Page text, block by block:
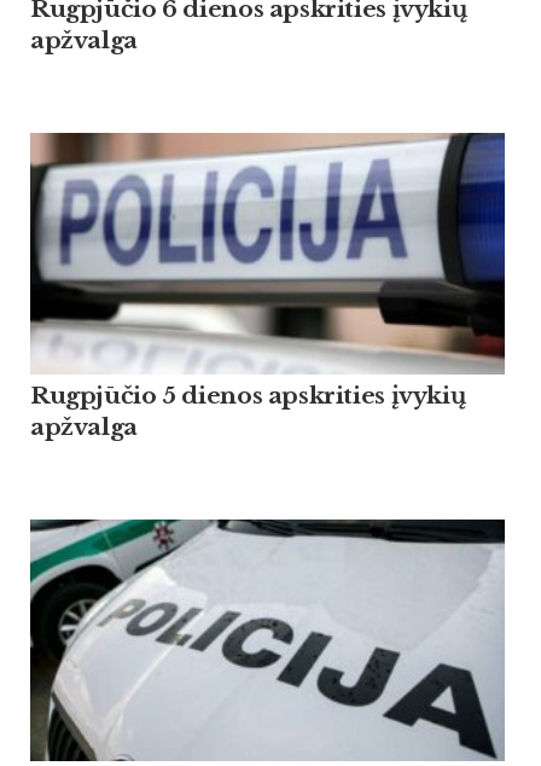
Rugpjūčio 6 dienos apskrities įvykių
apžvalga
Rugpjūčio 5 dienos apskrities įvykių
apžvalga